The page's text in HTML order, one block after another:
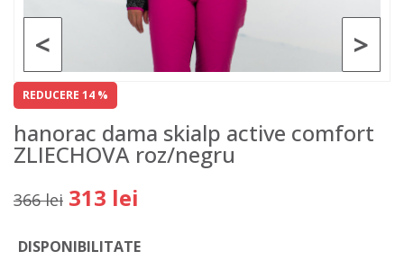
>
<
REDUCERE 14 %
hanorac dama skialp active comfort
ZLIECHOVA roz/negru
366 lei 313 lei
DISPONIBILITATE